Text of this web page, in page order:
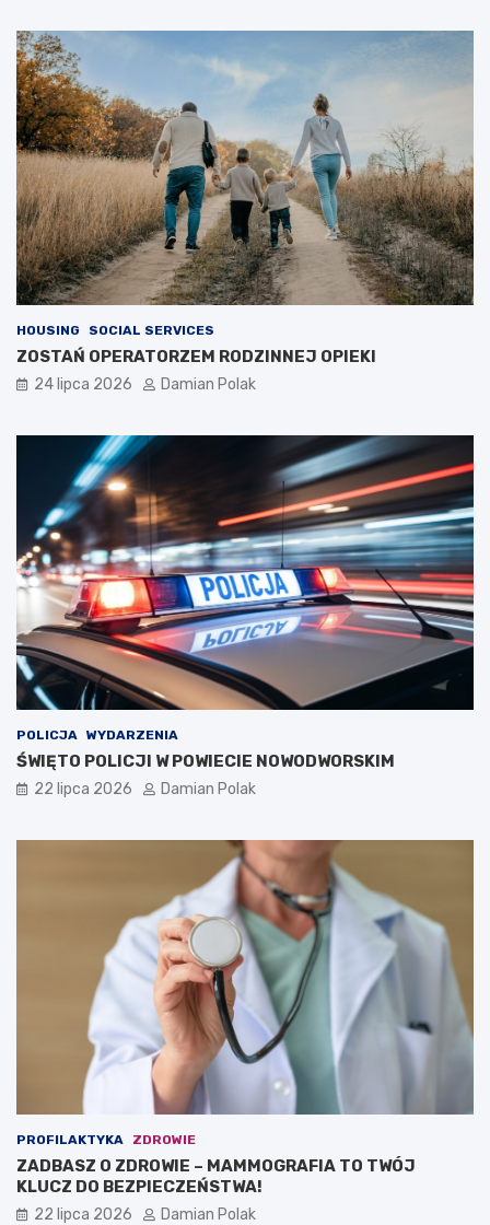
HOUSING SOCIAL SERVICES
ZOSTAŃ OPERATORZEM RODZINNEJ OPIEKI
24 lipca 2026 Damian Polak
POLICJA WYDARZENIA
ŚWIĘTO POLICJI W POWIECIE NOWODWORSKIM
22 lipca 2026 Damian Polak
PROFILAKTYKA ZDROWIE
ZADBASZ O ZDROWIE – MAMMOGRAFIA TO TWÓJ
KLUCZ DO BEZPIECZEŃSTWA!
22 lipca 2026 Damian Polak